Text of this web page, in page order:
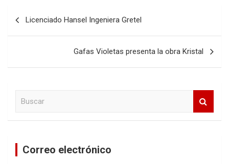
Licenciado Hansel Ingeniera Gretel
Gafas Violetas presenta la obra Kristal
Correo electrónico